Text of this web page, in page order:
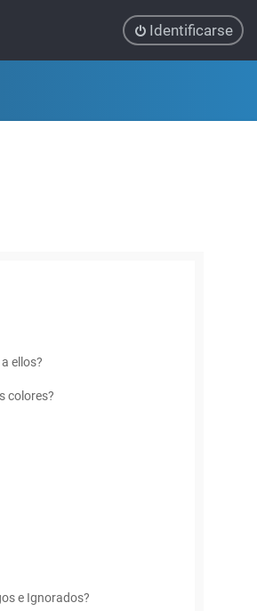
Identificarse
ellos?
colores?
e Ignorados?